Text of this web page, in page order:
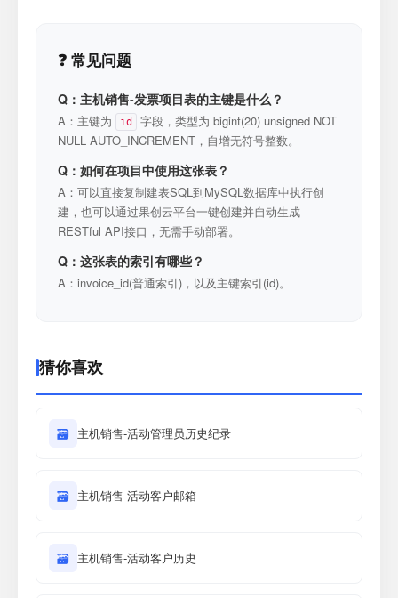
❓ 常见问题
Q：主机销售-发票项目表的主键是什么？
A：主键为 id
字段，类型为 bigint(20) unsigned NOT
NULL AUTO_INCREMENT，自增无符号整数。
Q：如何在项目中使用这张表？
A：可以直接复制建表SQL到MySQL数据库中执行创
建，也可以通过果创云平台一键创建并自动生成
RESTful API接口，无需手动部署。
Q：这张表的索引有哪些？
A：invoice_id(普通索引)，以及主键索引(id)。
猜你喜欢
🗃 主机销售-活动管理员历史纪录
🗃 主机销售-活动客户邮箱
🗃 主机销售-活动客户历史